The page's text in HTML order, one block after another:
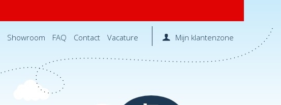
Showroom FAQ Contact Vacature Mijn klantenzone